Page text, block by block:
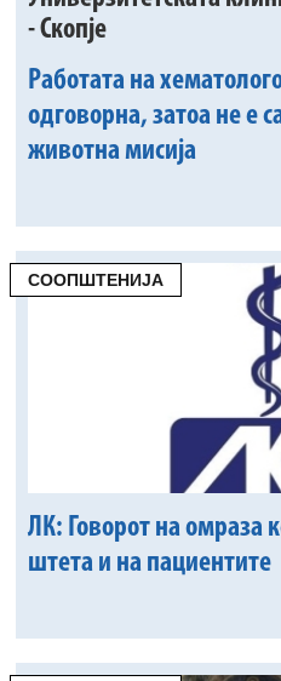
- Скопје
Работата на
одговорна, затоа не е
животна мисија
СООПШТЕНИЈА
ЛК: Говорот на омраза
штета и на пациентите